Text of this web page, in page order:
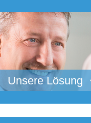
Unsere Lösung